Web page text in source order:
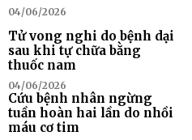
04/06/2026
Tử vong nghi do bệnh dại
sau khi tự chữa bằng
thuốc nam
04/06/2026
Cứu bệnh nhân ngừng
tuần hoàn hai lần do nhồi
máu cơ tim